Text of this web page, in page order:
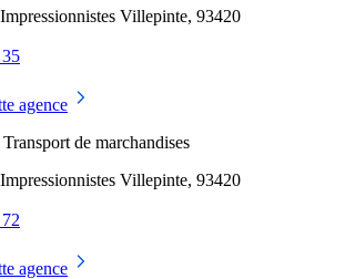
Villepinte, 93420
agence
de marchandises
Villepinte, 93420
agence